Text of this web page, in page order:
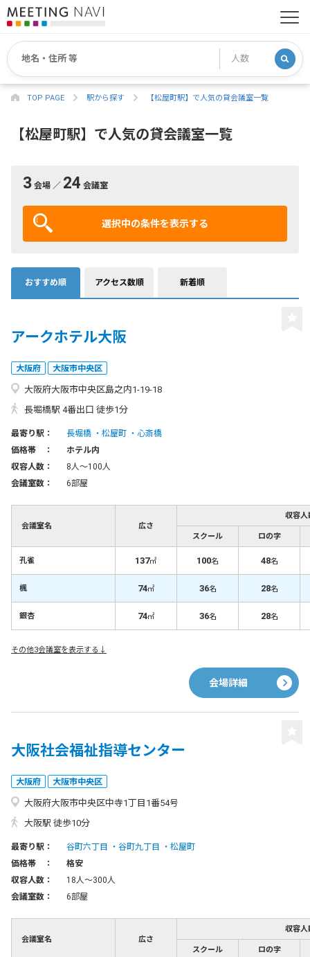
TOP PAGE 駅から探す 【松屋町駅】で人気の貸会議室一覧
【松屋町駅】で人気の貸会議室一覧
3 会場 ／ 24 会議室
選択中の条件を表示する
おすすめ順 アクセス数順 新着順
アークホテル大阪
大阪府 大阪市中央区
大阪府大阪市中央区島之内1-19-18
長堀橋駅 4番出口 徒歩1分
最寄り駅： 長堀橋 松屋町
心斎橋
価格帯 ：
ホテル内
収容人数：
8人〜100人
会議室数：
6部屋
会議室名 広さ
収容人
スクール ロの字
孔雀 137㎡ 100名 48名
楓 74㎡ 36名 28名
銀杏 74㎡ 36名 28名
その他3会議室を表示する↓
会場詳細
大阪社会福祉指導センター
大阪府 大阪市中央区
大阪府大阪市中央区中寺1丁目1番54号
大阪駅 徒歩10分
最寄り駅： 谷町六丁目 谷町九丁目
松屋町
価格帯 ：
格安
収容人数：
18人〜300人
会議室数：
6部屋
会議室名 広さ
収容人
スクール ロの字